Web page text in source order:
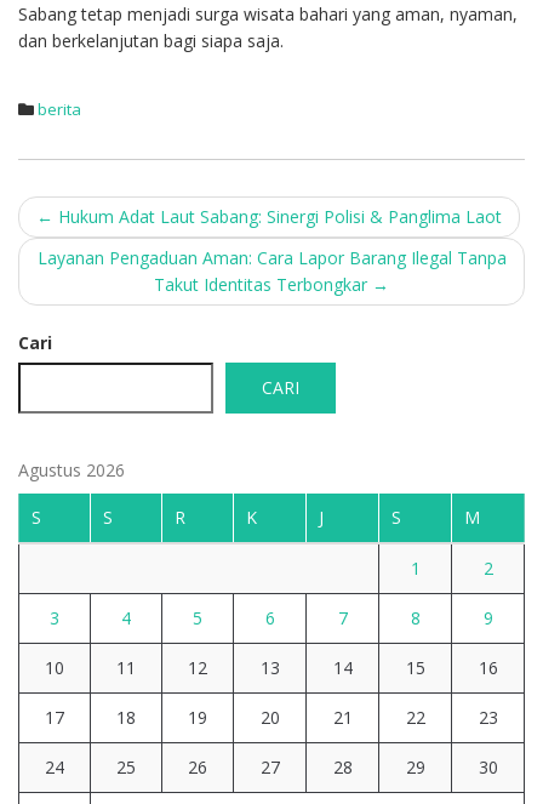
Sabang tetap menjadi surga wisata bahari yang aman, nyaman,
dan berkelanjutan bagi siapa saja.
berita
Post
navigation
← Hukum Adat Laut Sabang: Sinergi Polisi & Panglima Laot
Layanan Pengaduan Aman: Cara Lapor Barang Ilegal Tanpa
Takut Identitas Terbongkar →
Cari
CARI
Agustus 2026
S S R K J S M
1 2
3 4 5 6 7 8 9
10 11 12 13 14 15 16
17 18 19 20 21 22 23
24 25 26 27 28 29 30